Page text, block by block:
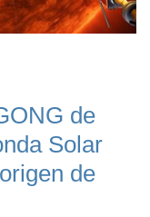
de
Solar
de